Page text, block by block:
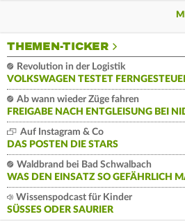
THEMEN-TICKER
Revolution in der Logistik
VOLKSWAGEN TESTET
Ab wann wieder Züge fahren
FREIGABE NACH ENTGLEISUNG BEI
Auf Instagram & Co
DAS POSTEN DIE STARS
Waldbrand bei Bad Schwalbach
WAS DEN EINSATZ SO GEFÄHRLICH
Wissenspodcast für Kinder
SÜSSES ODER SAURIER